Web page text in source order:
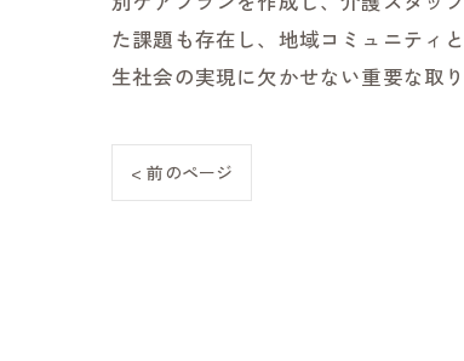
た課題も存在し、地域コミュニティ
生社会の実現に欠かせない重要な取
< 前のページ